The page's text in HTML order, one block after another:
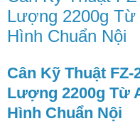
Lượng 2200g Từ
Hình Chuẩn Nội
Cân Kỹ Thuật FZ-
Lượng 2200g Từ
Hình Chuẩn Nội